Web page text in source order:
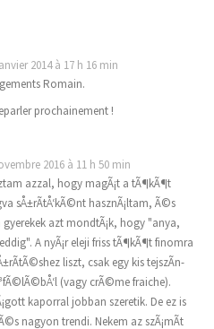
2014 à 17 h 16 min
Romain.
prochainement !
2016 à 11 h 50 min
azzal, hogy magÃ¡t a tÃ¶kÃ¶t
sÅ±rÃ­tÅ‘kÃ©nt hasznÃ¡ltam, Ã©s
azt mondtÃ¡k, hogy "anya,
A nyÃ¡r eleji friss tÃ¶kÃ¶t finomra
liszt, csak egy kis tejszÃ­n-
(vagy crÃ©me fraiche).
kaporral jobban szeretik. De ez is
nagyon trendi. Nekem az szÃ¡mÃ­t